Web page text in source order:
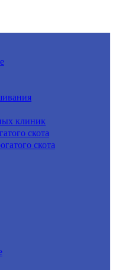
клиник
скота
скота